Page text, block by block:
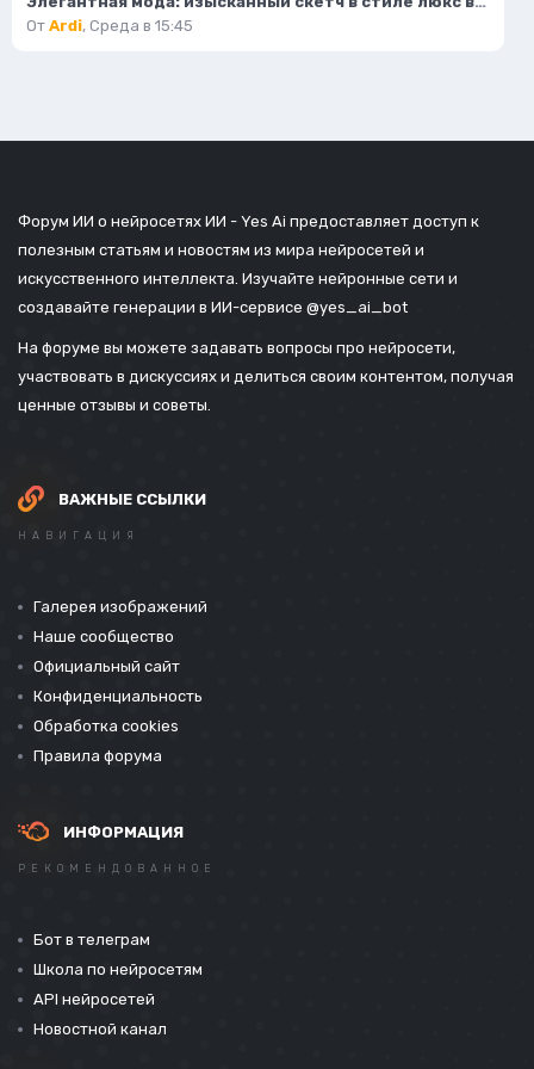
От Ardi, Среда в 15:45
Форум ИИ о нейросетях ИИ - Yes Ai предоставляет доступ к
полезным статьям и новостям из мира нейросетей и
искусственного интеллекта. Изучайте нейронные сети и
создавайте генерации в ИИ-сервисе @yes_ai_bot
На форуме вы можете задавать вопросы про нейросети,
участвовать в дискуссиях и делиться своим контентом, получая
ценные отзывы и советы.
ВАЖНЫЕ ССЫЛКИ
НАВИГАЦИЯ
Галерея изображений
Наше сообщество
Официальный сайт
Конфиденциальность
Обработка cookies
Правила форума
ИНФОРМАЦИЯ
РЕКОМЕНДОВАННОЕ
Бот в телеграм
Школа по нейросетям
API нейросетей
Новостной канал